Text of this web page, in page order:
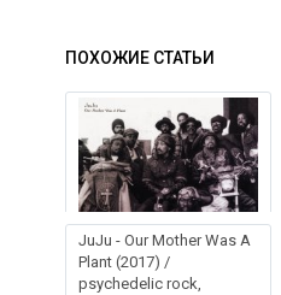
ПОХОЖИЕ СТАТЬИ
JuJu - Our Mother Was A
Plant (2017) /
psychedelic rock,